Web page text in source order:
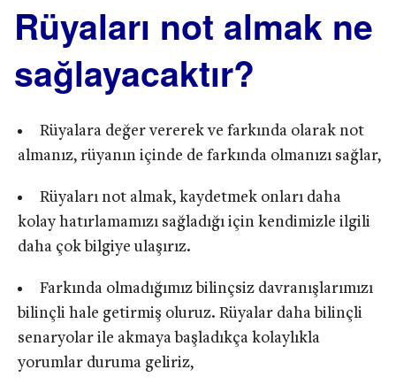
Rüyaları not almak ne
sağlayacaktır?
Rüyalara değer vererek ve farkında olarak not
almanız, rüyanın içinde de farkında olmanızı sağlar,
Rüyaları not almak, kaydetmek onları daha
kolay hatırlamamızı sağladığı için kendimizle ilgili
daha çok bilgiye ulaşırız.
Farkında olmadığımız bilinçsiz davranışlarımızı
bilinçli hale getirmiş oluruz. Rüyalar daha bilinçli
senaryolar ile akmaya başladıkça kolaylıkla
yorumlar duruma geliriz,